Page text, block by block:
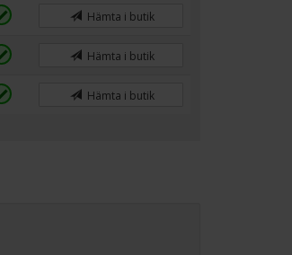
Hämta i butik
Hämta i butik
Hämta i butik